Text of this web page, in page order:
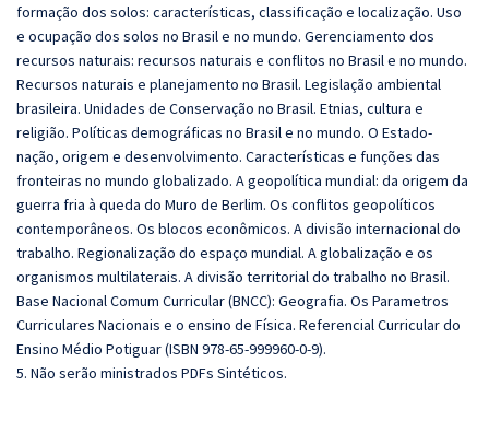
formação dos solos: características, classificação e localização. Uso
e ocupação dos solos no Brasil e no mundo. Gerenciamento dos
recursos naturais: recursos naturais e conflitos no Brasil e no mundo.
Recursos naturais e planejamento no Brasil. Legislação ambiental
brasileira. Unidades de Conservação no Brasil. Etnias, cultura e
religião. Políticas demográficas no Brasil e no mundo. O Estado-
nação, origem e desenvolvimento. Características e funções das
fronteiras no mundo globalizado. A geopolítica mundial: da origem da
guerra fria à queda do Muro de Berlim. Os conflitos geopolíticos
contemporâneos. Os blocos econômicos. A divisão internacional do
trabalho. Regionalização do espaço mundial. A globalização e os
organismos multilaterais. A divisão territorial do trabalho no Brasil.
Base Nacional Comum Curricular (BNCC): Geografia. Os Parametros
Curriculares Nacionais e o ensino de Física. Referencial Curricular do
Ensino Médio Potiguar (ISBN 978-65-999960-0-9).
5. Não serão ministrados PDFs Sintéticos.